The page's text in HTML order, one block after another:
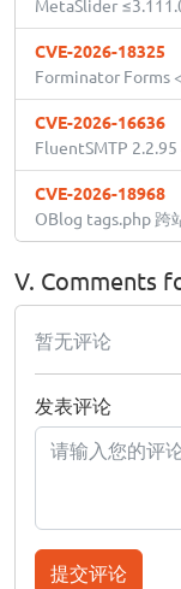
MetaSlider
CVE-2026-18325
Forminator Forms
CVE-2026-16636
FluentSMTP
CVE-2026-18968
OBlog tags.php 跨
V. Comments
暂无评论
发表评论
提交评论